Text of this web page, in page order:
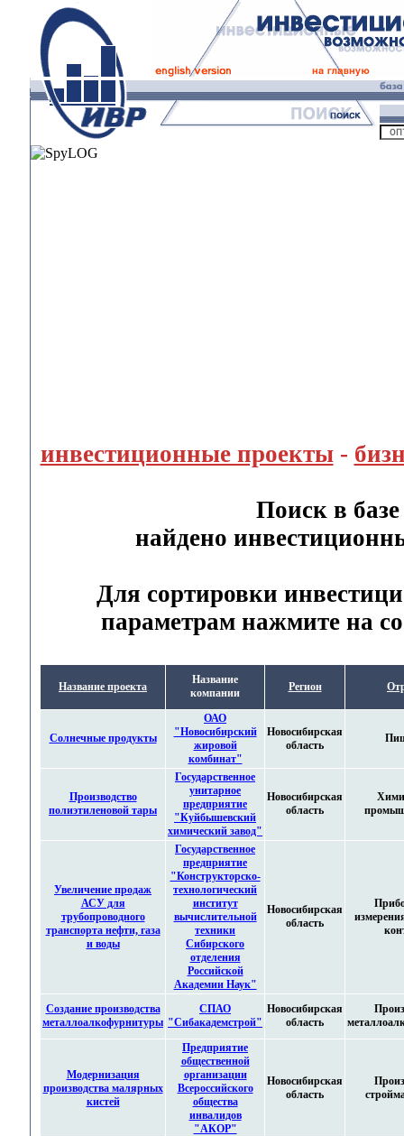
инвестиционные проекты-
Поиск в
найдено
Для сортировки
параметрам нажмите на
Название проекта
Название
компании
Регион
Солнечные продукты
ОАО
"Новосибирский
жировой
комбинат"
Новосибирская
область
Производство
полиэтиленовой тары
Государственное
унитарное
предприятие
"Куйбышевский
химический завод"
Новосибирская
область
Увеличение продаж
АСУ для
трубопроводного
транспорта нефти, газа
и воды
Государственное
предприятие
"Конструкторско-
технологический
институт
вычислительной
техники
Сибирского
отделения
Российской
Академии Наук"
Новосибирская
область
Создание производства
металлоалкофурнитуры
СПАО
"Сибакадемстрой"
Новосибирская
область
Модернизация
производства малярных
кистей
Предприятие
общественной
организации
Всероссийского
общества
инвалидов
"АКОР"
Новосибирская
область